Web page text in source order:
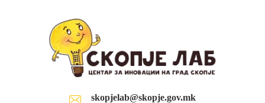
skopjelab@skopje.gov.mk